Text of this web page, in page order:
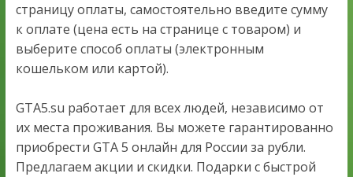
страницу оплаты, самостоятельно введите сумму
к оплате (цена есть на странице с товаром) и
выберите способ оплаты (электронным
кошельком или картой).
GTA5.su работает для всех людей, независимо от
их места проживания. Вы можете гарантированно
приобрести GTA 5 онлайн для России за рубли.
Предлагаем акции и скидки. Подарки с быстрой